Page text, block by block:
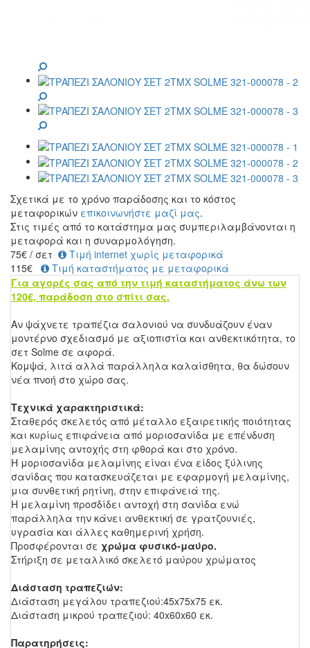
Σχετικά με το χρόνο παράδοσης και το κόστος
μεταφορικών επικοινωνήστε μαζί μας.
Στις τιμές από το κατάστημα μας συμπεριλαμβάνονται η
μεταφορά και η συναρμολόγηση.
75€ / σετ
Τιμή internet χωρίς μεταφορικά
115€
Τιμή καταστήματος με μεταφορικά
Για αγορές σας από την τιμή καταστήματος άνω των
120€, παράδοση στο σπίτι σας.
Αν ψάχνετε τραπέζια σαλονιού να συνδυάζουν έναν
μοντέρνο σχεδιασμό με αξιοπιστία και ανθεκτικότητα, το
σετ Solme σε αφορά.
Κομψά, λιτά αλλά παράλληλα καλαίσθητα, θα δώσουν
νέα πνοή στο χώρο σας.
Τεχνικά χαρακτηριστικά:
Σταθερός σκελετός από μέταλλο εξαιρετικής ποιότητας
και κυρίως επιφάνεια από μοριοσανίδα με επένδυση
μελαμίνης αντοχής στη φθορά και στο χρόνο.
Η μοριοσανίδα μελαμίνης είναι ένα είδος ξύλινης
σανίδας που κατασκευάζεται με εφαρμογή μελαμίνης,
μια συνθετική ρητίνη, στην επιφάνειά της.
Η μελαμίνη προσδίδει αντοχή στη σανίδα ενώ
παράλληλα την κάνει ανθεκτική σε γρατζουνιές,
υγρασία και άλλες καθημερινή χρήση.
Προσφέρονται σε χρώμα φυσικό-μαύρο.
Στήριξη σε μεταλλικό σκελετό μαύρου χρώματος
Διάσταση τραπεζιών:
Διάσταση μεγάλου τραπεζιού:45x75x75 εκ.
Διάσταση μικρού τραπεζιού: 40x60x60 εκ.
Παρατηρήσεις: